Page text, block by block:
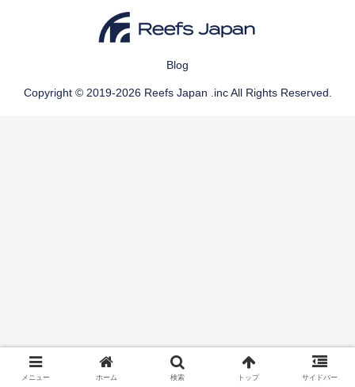
Blog
Copyright © 2019-2026 Reefs Japan .inc All Rights Reserved.
メニュー ホーム 検索 トップ サイドバー